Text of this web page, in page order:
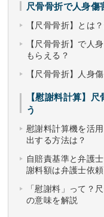
尺骨骨折で人身傷
【尺骨骨折】とは
【尺骨骨折】で人
もらえる？
【尺骨骨折】人身
【慰謝料計算】
う
慰謝料計算機を活
出する方法は？
自賠責基準と弁護
謝料額は弁護士依
「慰謝料」って？
の意味を解説